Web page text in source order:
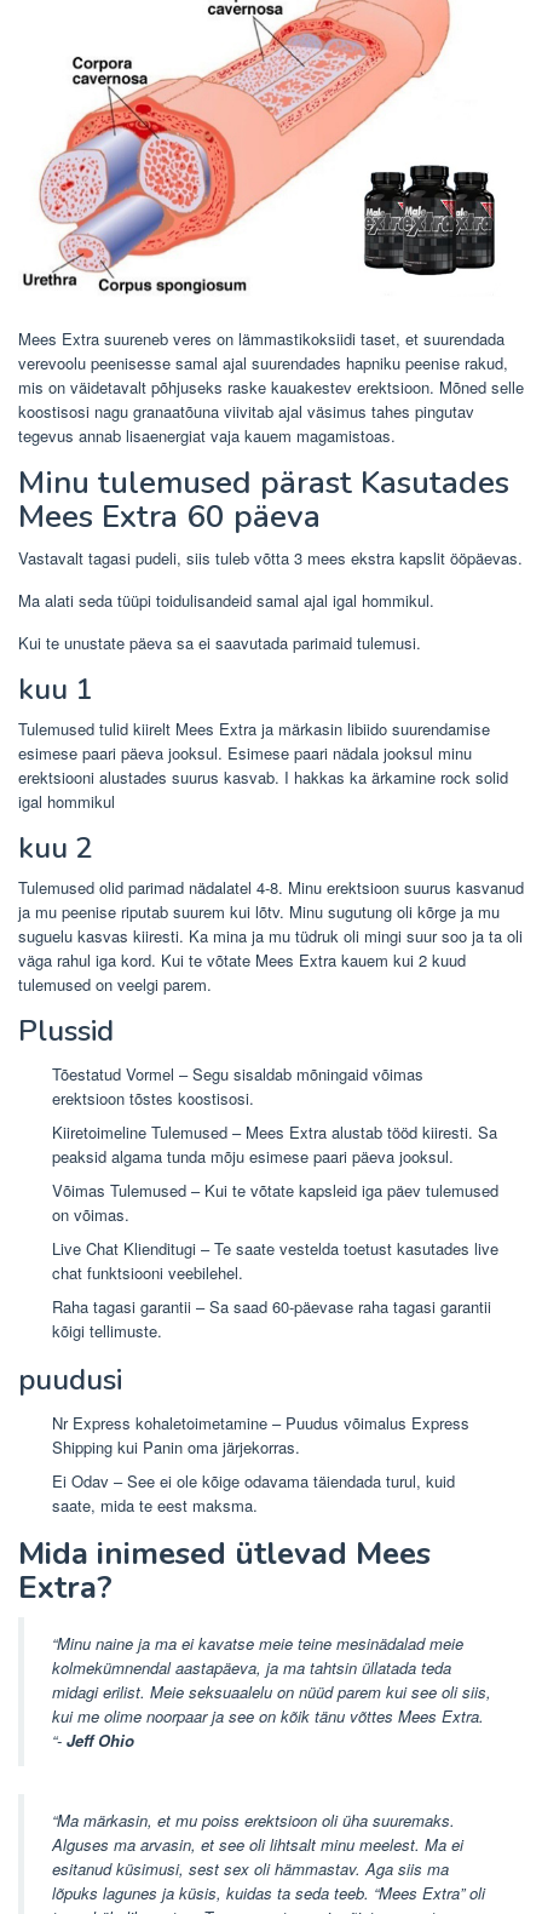
Mees Extra suureneb veres on lämmastikoksiidi taset, et suurendada
verevoolu peenisesse samal ajal suurendades hapniku peenise rakud,
mis on väidetavalt põhjuseks raske kauakestev erektsioon. Mõned selle
koostisosi nagu granaatõuna viivitab ajal väsimus tahes pingutav
tegevus annab lisaenergiat vaja kauem magamistoas.
Minu tulemused pärast Kasutades
Mees Extra 60 päeva
Vastavalt tagasi pudeli, siis tuleb võtta 3 mees ekstra kapslit ööpäevas.
Ma alati seda tüüpi toidulisandeid samal ajal igal hommikul.
Kui te unustate päeva sa ei saavutada parimaid tulemusi.
kuu 1
Tulemused tulid kiirelt Mees Extra ja märkasin libiido suurendamise
esimese paari päeva jooksul. Esimese paari nädala jooksul minu
erektsiooni alustades suurus kasvab. I hakkas ka ärkamine rock solid
igal hommikul
kuu 2
Tulemused olid parimad nädalatel 4-8. Minu erektsioon suurus kasvanud
ja mu peenise riputab suurem kui lõtv. Minu sugutung oli kõrge ja mu
suguelu kasvas kiiresti. Ka mina ja mu tüdruk oli mingi suur soo ja ta oli
väga rahul iga kord. Kui te võtate Mees Extra kauem kui 2 kuud
tulemused on veelgi parem.
Plussid
Tõestatud Vormel – Segu sisaldab mõningaid võimas
erektsioon tõstes koostisosi.
Kiiretoimeline Tulemused – Mees Extra alustab tööd kiiresti. Sa
peaksid algama tunda mõju esimese paari päeva jooksul.
Võimas Tulemused – Kui te võtate kapsleid iga päev tulemused
on võimas.
Live Chat Klienditugi – Te saate vestelda toetust kasutades live
chat funktsiooni veebilehel.
Raha tagasi garantii – Sa saad 60-päevase raha tagasi garantii
kõigi tellimuste.
puudusi
Nr Express kohaletoimetamine – Puudus võimalus Express
Shipping kui Panin oma järjekorras.
Ei Odav – See ei ole kõige odavama täiendada turul, kuid
saate, mida te eest maksma.
Mida inimesed ütlevad Mees
Extra?
“Minu naine ja ma ei kavatse meie teine mesinädalad meie
kolmekümnendal aastapäeva, ja ma tahtsin üllatada teda
midagi erilist. Meie seksuaalelu on nüüd parem kui see oli siis,
kui me olime noorpaar ja see on kõik tänu võttes Mees Extra.
“- Jeff Ohio
“Ma märkasin, et mu poiss erektsioon oli üha suuremaks.
Alguses ma arvasin, et see oli lihtsalt minu meelest. Ma ei
esitanud küsimusi, sest sex oli hämmastav. Aga siis ma
lõpuks lagunes ja küsis, kuidas ta seda teeb. “Mees Extra” oli